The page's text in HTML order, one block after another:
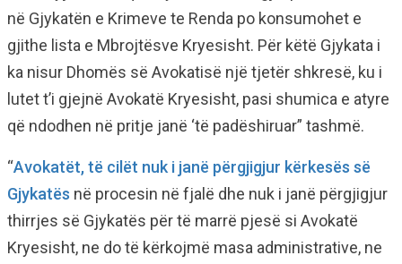
në Gjykatën e Krimeve te Renda po konsumohet e
gjithe lista e Mbrojtësve Kryesisht. Për këtë Gjykata i
ka nisur Dhomës së Avokatisë një tjetër shkresë, ku i
lutet t’i gjejnë Avokatë Kryesisht, pasi shumica e atyre
që ndodhen në pritje janë ‘të padëshiruar” tashmë.
“Avokatët, të cilët nuk i janë përgjigjur kërkesës së
Gjykatës në procesin në fjalë dhe nuk i janë përgjigjur
thirrjes së Gjykatës për të marrë pjesë si Avokatë
Kryesisht, ne do të kërkojmë masa administrative, ne